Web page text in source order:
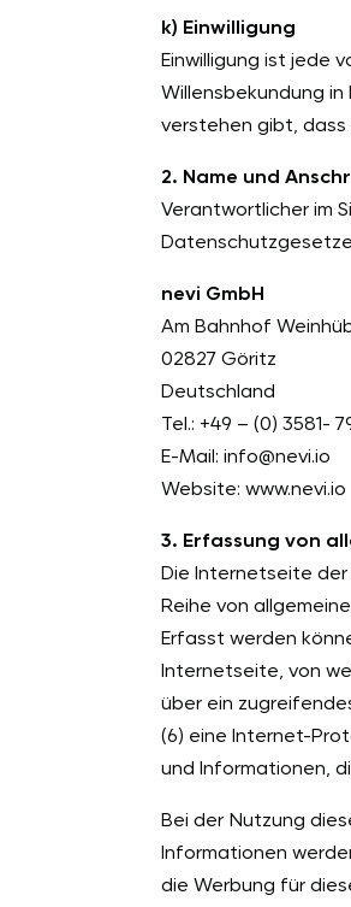
k) Einwilligung
Einwilligung ist jede
Willensbekundung
verstehen gibt,
2. Name und
Verantwortlicher im
nevi GmbH
Am Bahnhof
02827 Göritz
Deutschland
Tel.: +49 – (0) 3581-
E-Mail: info@nevi.io
Website: www.nevi.io
3. Erfassung von
Die Internetseite
Reihe von
Erfasst werden
Internetseite, von
über ein
(6) eine Internet-
und Informationen,
Bei der Nutzung
Informationen
die Werbung für